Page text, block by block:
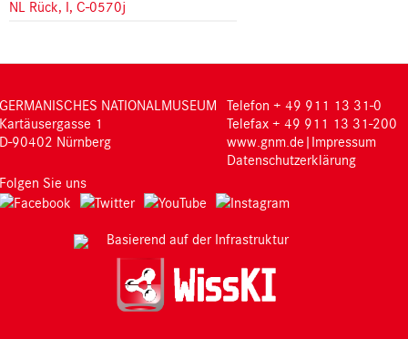
NL Rück, I, C-0570j
GERMANISCHES NATIONALMUSEUM
Kartäusergasse 1
D-90402 Nürnberg
Telefon + 49 911 13 31-0
Telefax + 49 911 13 31-200
www.gnm.de | Impressum
Datenschutzerklärung
Folgen Sie uns
Basierend auf der Infrastruktur